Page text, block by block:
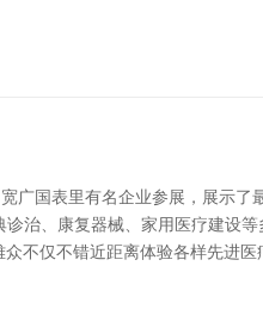
广国表里有名企业参展，展示
治、康复器械、家用医疗建设
不仅不错近距离体验各样先进